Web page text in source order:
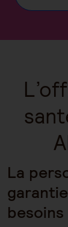
La
besoins